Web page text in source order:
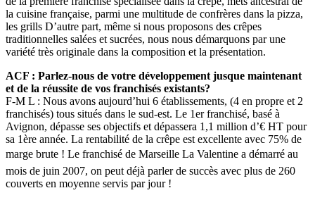
la cuisine française, parmi une multitude de confrères dans la pizza,
les grills D’autre part, même si nous proposons des crêpes
traditionnelles salées et sucrées, nous nous démarquons par une
variété très originale dans la composition et la présentation.
ACF : Parlez-nous de votre développement jusque maintenant
et de la réussite de vos franchisés existants?
F-M L : Nous avons aujourd’hui 6 établissements, (4 en propre et 2
franchisés) tous situés dans le sud-est. Le 1er franchisé, basé à
Avignon, dépasse ses objectifs et dépassera 1,1 million d’€ HT pour
sa 1ère année. La rentabilité de la crêpe est excellente avec 75% de
marge brute ! Le franchisé de Marseille La Valentine a démarré au
mois de juin 2007, on peut déjà parler de succès avec plus de 260
couverts en moyenne servis par jour !